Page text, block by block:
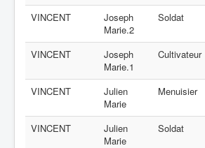
VINCENT
Joseph
Marie.2
Soldat
VINCENT
Joseph
Marie.1
Cultivateur
VINCENT
Julien
Marie
Menuisier
VINCENT
Julien
Marie
Soldat